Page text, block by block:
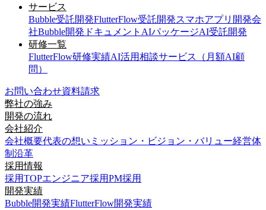
サービス
Bubble受託開発FlutterFlow受託開発スマホアプリ開発会
社Bubble開発ドキュメント AIパッケージAI受託開発
研修一覧
FlutterFlow研修実績AI活用相談サービス（月額AI顧
問）
お問い合わせ資料請求
弊社の強み
開発の流れ
会社紹介
会社概要代表の想い ミッション・ビジョン・バリュー経営体
制 沿革
採用情報
採用TOPエンジニア採用PM採用
開発実績
Bubble開発実績FlutterFlow開発実績